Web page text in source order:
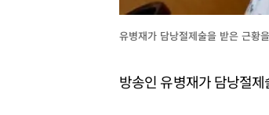
유병재가 담낭절제술을 받은 근황
방송인 유병재가 담낭절